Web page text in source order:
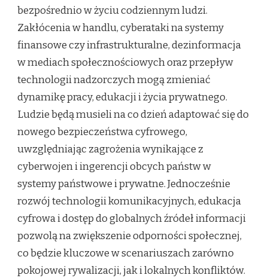
bezpośrednio w życiu codziennym ludzi.
Zakłócenia w handlu, cyberataki na systemy
finansowe czy infrastrukturalne, dezinformacja
w mediach społecznościowych oraz przepływ
technologii nadzorczych mogą zmieniać
dynamikę pracy, edukacji i życia prywatnego.
Ludzie będą musieli na co dzień adaptować się do
nowego bezpieczeństwa cyfrowego,
uwzględniając zagrożenia wynikające z
cyberwojen i ingerencji obcych państw w
systemy państwowe i prywatne. Jednocześnie
rozwój technologii komunikacyjnych, edukacja
cyfrowa i dostęp do globalnych źródeł informacji
pozwolą na zwiększenie odporności społecznej,
co będzie kluczowe w scenariuszach zarówno
pokojowej rywalizacji, jak i lokalnych konfliktów.